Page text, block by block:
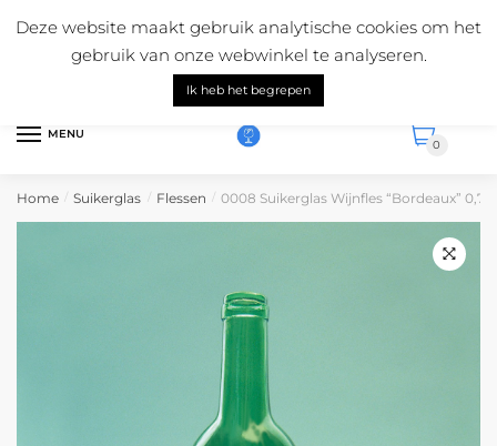
navigation
Mail ons:info@suikerglas.nl
Vragen over onze producten?
+31 (0)6 5124 1984
Nederlands
MENU
0
Home / Suikerglas / Flessen / 0008 Suikerglas Wijnfles “Bordeaux” 0,7
Deze website maakt gebruik analytische cookies om het
gebruik van onze webwinkel te analyseren.
Ik heb het begrepen